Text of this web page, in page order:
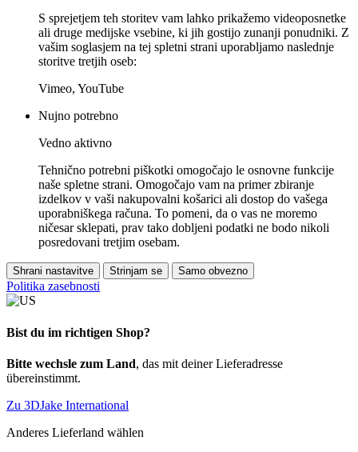
S sprejetjem teh storitev vam lahko prikažemo videoposnetke
ali druge medijske vsebine, ki jih gostijo zunanji ponudniki. Z
vašim soglasjem na tej spletni strani uporabljamo naslednje
storitve tretjih oseb:
Vimeo, YouTube
Nujno potrebno
Vedno aktivno
Tehnično potrebni piškotki omogočajo le osnovne funkcije
naše spletne strani. Omogočajo vam na primer zbiranje
izdelkov v vaši nakupovalni košarici ali dostop do vašega
uporabniškega računa. To pomeni, da o vas ne moremo
ničesar sklepati, prav tako dobljeni podatki ne bodo nikoli
posredovani tretjim osebam.
Shrani nastavitve Strinjam se Samo obvezno
Politika zasebnosti
Bist du im richtigen Shop?
Bitte wechsle zum Land, das mit deiner Lieferadresse
übereinstimmt.
Zu 3DJake International
Anderes Lieferland wählen